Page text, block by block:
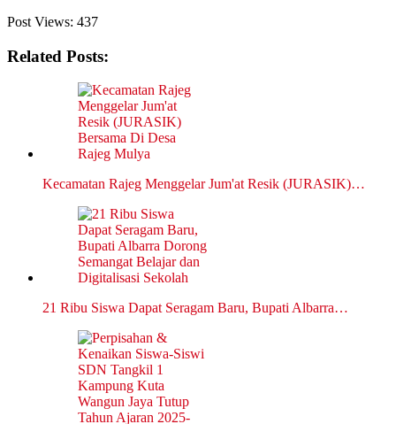
Post Views: 437
Related Posts:
Kecamatan Rajeg Menggelar Jum'at Resik (JURASIK)…
21 Ribu Siswa Dapat Seragam Baru, Bupati Albarra…